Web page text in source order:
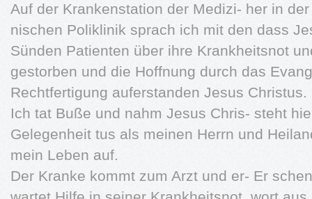
Auf der Krankenstation der Medizi- her in
nischen Poliklinik sprach ich mit den dass
Sünden Patienten über ihre Krankheitsnot
gestorben und die Hoffnung durch das
Rechtfertigung auferstanden Jesus
Ich tat Buße und nahm Jesus Chris- steht
Gelegenheit tus als meinen Herrn und
mein Leben auf.
Der Kranke kommt zum Arzt und er- Er